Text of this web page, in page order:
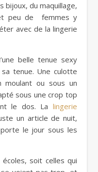
bijoux, du maquillage,
peu de femmes y
avec de la lingerie
belle tenue sexy
tenue. Une culotte
moulant ou sous un
sous une crop top
le dos. La lingerie
un article de nuit,
le jour sous les
soit celles qui